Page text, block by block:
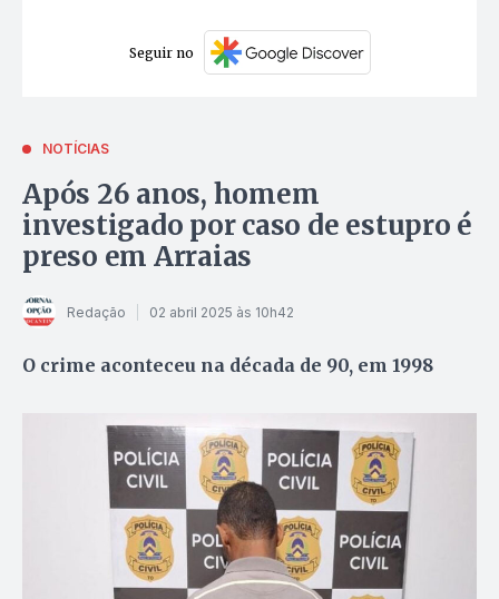
Seguir no
NOTÍCIAS
Após 26 anos, homem
investigado por caso de estupro é
preso em Arraias
Redação 02 abril 2025 às 10h42
O crime aconteceu na década de 90, em 1998